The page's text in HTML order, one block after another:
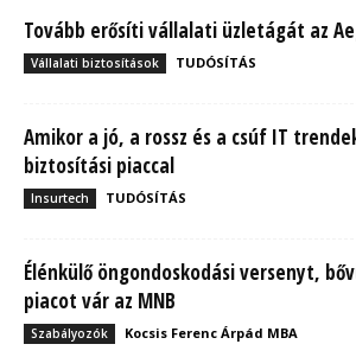
Tovább erősíti vállalati üzletágát az
Vállalati biztosítások TUDÓSÍTÁS
Amikor a jó, a rossz és a csúf IT
biztosítási piaccal
Insurtech TUDÓSÍTÁS
Élénkülő öngondoskodási versenyt,
piacot vár az MNB
Szabályozók Kocsis Ferenc Árpád MBA